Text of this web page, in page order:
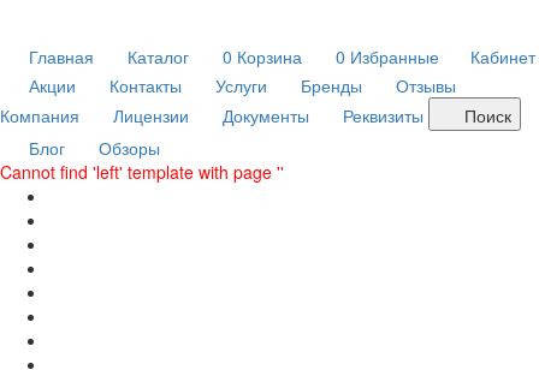
Главная Каталог 0 Корзина 0 Избранные
Кабинет
Акции
Контакты Услуги Бренды
Отзывы
Компания
Лицензии Документы Реквизиты
Поиск
Блог
Обзоры
Cannot find 'left' template with page ''